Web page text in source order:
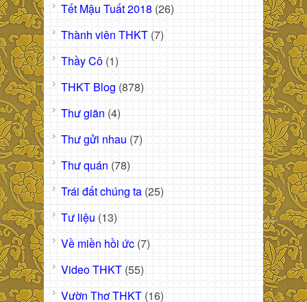
Tết Mậu Tuất 2018 (26)
Thành viên THKT (7)
Thầy Cô (1)
THKT Blog (878)
Thư giãn (4)
Thư gửi nhau (7)
Thư quán (78)
Trái đất chúng ta (25)
Tư liệu (13)
Về miền hồi ức (7)
Video THKT (55)
Vườn Thơ THKT (16)